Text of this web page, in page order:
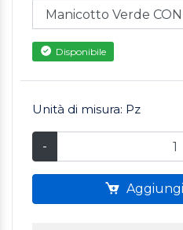
Disponibile
Unità di misura: Pz
-